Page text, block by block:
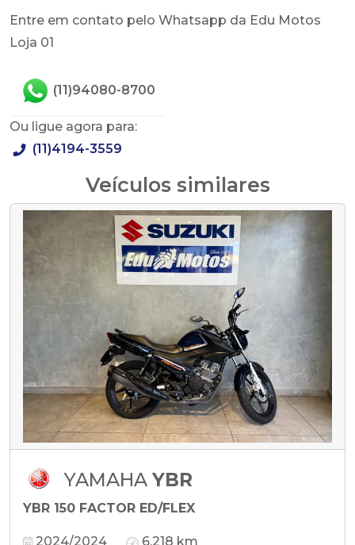
Entre em contato pelo Whatsapp da Edu Motos
Loja 01
(11)94080-8700
Ou ligue agora para:
(11)4194-3559
Veículos similares
YAMAHA YBR
YBR 150 FACTOR ED/FLEX
2024/2024 6.218 km